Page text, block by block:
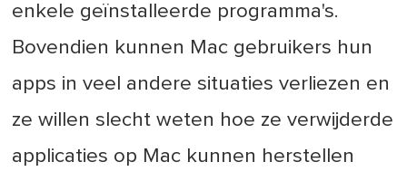
enkele geïnstalleerde programma's.
Bovendien kunnen Mac gebruikers hun
apps in veel andere situaties verliezen en
ze willen slecht weten hoe ze verwijderde
applicaties op Mac kunnen herstellen